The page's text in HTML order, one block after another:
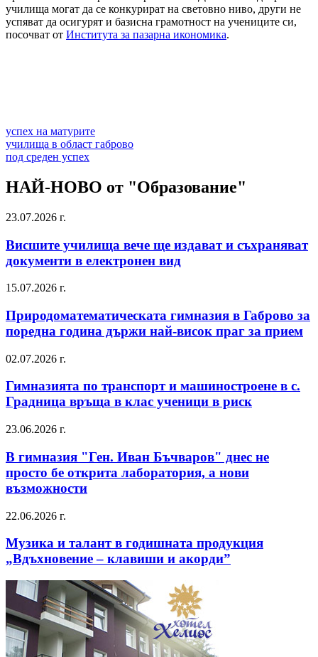
училища могат да се конкурират на световно ниво, други не
успяват да осигурят и базисна грамотност на учениците си,
посочват от Института за пазарна икономика.
успех на матурите
училища в област габрово
под среден успех
НАЙ-НОВО от "Образование"
23.07.2026 г.
Висшите училища вече ще издават и съхраняват
документи в електронен вид
15.07.2026 г.
Природоматематическата гимназия в Габрово за
поредна година държи най-висок праг за прием
02.07.2026 г.
Гимназията по транспорт и машиностроене в с.
Градница връща в клас ученици в риск
23.06.2026 г.
В гимназия "Ген. Иван Бъчваров" днес не
просто бе открита лаборатория, а нови
възможности
22.06.2026 г.
Музика и талант в годишната продукция
„Вдъхновение – клавиши и акорди”